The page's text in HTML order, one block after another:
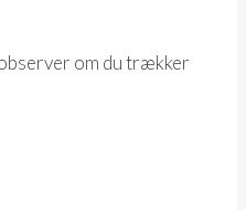
om du trækker